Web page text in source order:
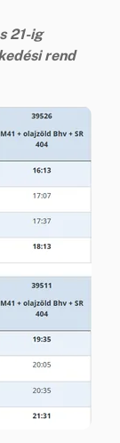
21-ig
rend